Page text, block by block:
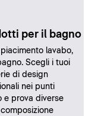
per il bagno
lavabo,
Scegli i tuoi
di design
nei punti
e prova diverse